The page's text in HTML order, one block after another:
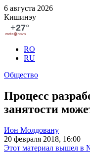
6 августа 2026
Кишинэу
RO
RU
Общество
Процесс
занятости
Ион Молдовану
20 февраля 2018, 16:00
Этот материал вышел в